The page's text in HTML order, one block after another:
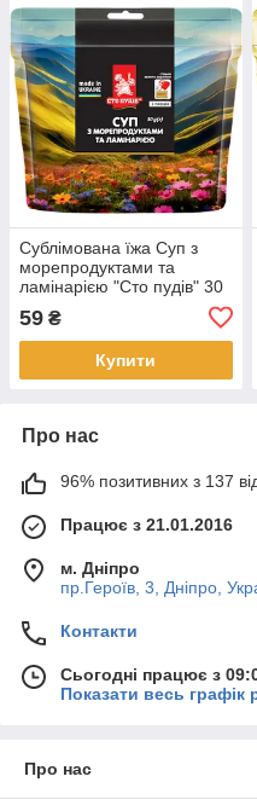
Сублімована їжа Суп з
морепродуктами та
ламінарією "Сто пудів" 30
59 ₴
Купити
Про нас
96% позитивних з 137
Працює з 21.01.2016
м. Дніпро
пр.Героїв, 3, Дніпро,
Контакти
Сьогодні працює з
Показати весь графік
Про нас